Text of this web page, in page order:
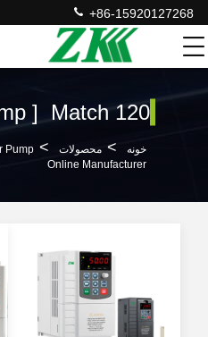
+86-15920127268
خونه > محصولات >
Pump
Online Manufacturer